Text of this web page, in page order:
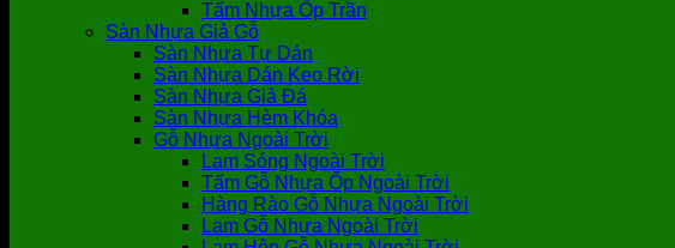
Tấm Nhựa Ốp Trần
Sàn Nhựa Giả Gỗ
Sàn Nhựa Tự Dán
Sàn Nhựa Dán Keo Rời
Sàn Nhựa Giả Đá
Sàn Nhựa Hèm Khóa
Gỗ Nhựa Ngoài Trời
Lam Sóng Ngoài Trời
Tấm Gỗ Nhựa Ốp Ngoài Trời
Hàng Rào Gỗ Nhựa Ngoài Trời
Lam Gỗ Nhựa Ngoài Trời